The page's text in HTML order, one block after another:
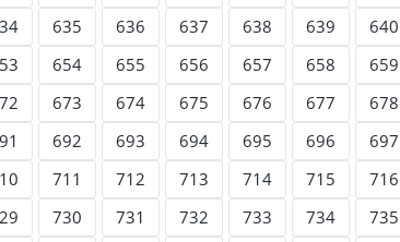
635 636 637 638 639 640
654 655 656 657 658 659
673 674 675 676 677 678
692 693 694 695 696 697
711 712 713 714 715 716
730 731 732 733 734 735